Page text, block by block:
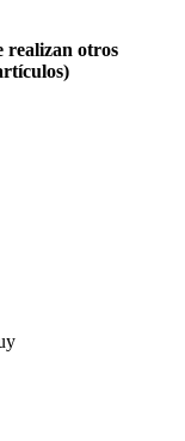
otros